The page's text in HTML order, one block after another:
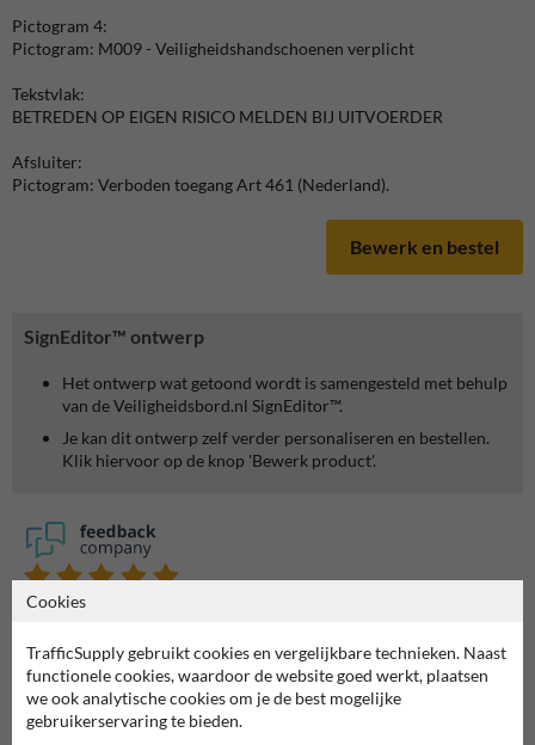
SignEditor™ ontwerp
Het ontwerp wat getoond wordt is samengesteld met behulp
van de Veiligheidsbord.nl SignEditor™.
Je kan dit ontwerp zelf verder personaliseren en bestellen.
Klik hiervoor op de knop 'Bewerk product'.
7062reviews
Pictogram 4:
Pictogram: M009 - Veiligheidshandschoenen verplicht
Tekstvlak:
BETREDEN OP EIGEN RISICO MELDEN BIJ UITVOERDER
Afsluiter:
Pictogram: Verboden toegang Art 461 (Nederland).
Bewerk en bestel
Cookies
TrafficSupply gebruikt cookies en vergelijkbare technieken. Naast
functionele cookies, waardoor de website goed werkt, plaatsen
we ook analytische cookies om je de best mogelijke
gebruikerservaring te bieden.